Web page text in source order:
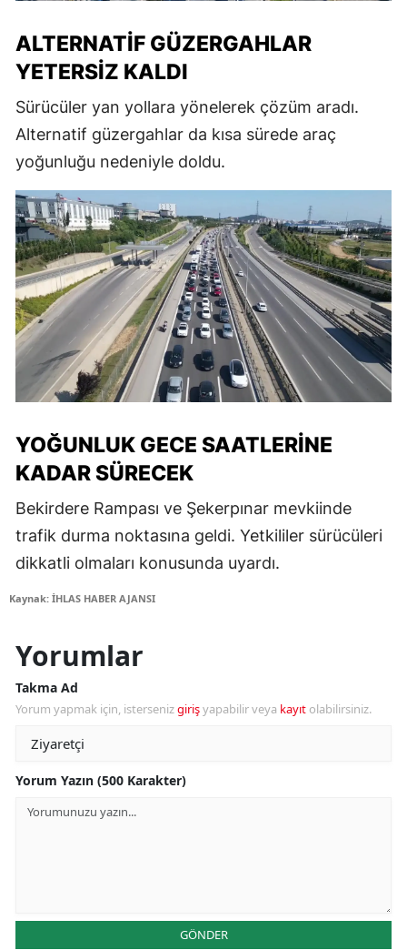
ALTERNATIF GÜZERGAHLAR
YETERSIZ KALDI
Sürücüler yan yollara yönelerek çözüm aradı.
Alternatif güzergahlar da kısa sürede araç
yoğunluğu nedeniyle doldu.
YOĞUNLUK GECE SAATLERINE
KADAR SÜRECEK
Bekirdere Rampası ve Şekerpınar mevkiinde
trafik durma noktasına geldi. Yetkililer sürücüleri
dikkatli olmaları konusunda uyardı.
Kaynak: İHLAS HABER AJANSI
Yorumlar
Takma Ad
Yorum yapmak için, istersenizgirişyapabilir veya kayıt olabilirsiniz.
Yorum Yazın (500 Karakter)
GÖNDER